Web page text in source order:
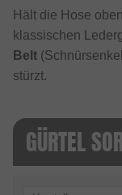
Hält die Hose
klassischen
Belt
stürzt.
GÜRTEL